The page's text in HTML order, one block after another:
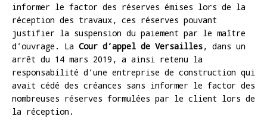
informer le factor des réserves émises lors de la
réception des travaux, ces réserves pouvant
justifier la suspension du paiement par le maître
d’ouvrage. La Cour d’appel de Versailles, dans un
arrêt du 14 mars 2019, a ainsi retenu la
responsabilité d’une entreprise de construction qui
avait cédé des créances sans informer le factor des
nombreuses réserves formulées par le client lors de
la réception.